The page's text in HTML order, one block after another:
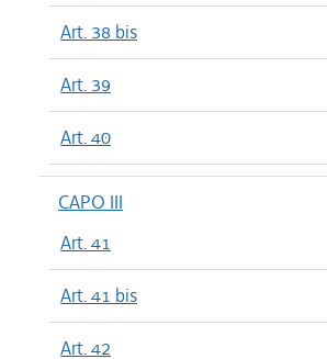
Art. 38 bis
Art. 39
Art. 40
CAPO III
Art. 41
Art. 41 bis
Art. 42